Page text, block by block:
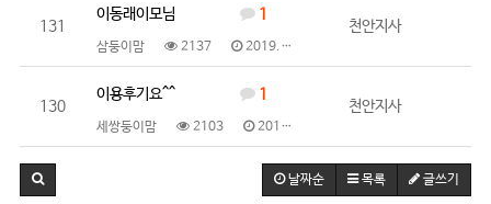
131
1
이동래이모님
삼둥이맘 2137 2019.02.28
천안지사
130
1
이용후기요^^
세쌍둥이맘 2103 2019.02.27
천안지사
날짜순 목록 글쓰기